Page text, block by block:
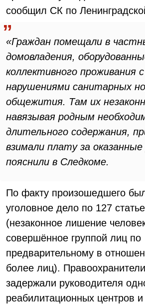
сообщил СК по
«Граждан помещали в
домовладения,
коллективного проживания
нарушениями санитарных
общежития. Там их
навязывая родным
длительного содержания,
взимали плату за
пояснили в Следкоме.
По факту произошедшего
уголовное дело по 127
(незаконное лишение
совершённое группой лиц по
предварительному в
более лиц).
задержали руководителя
реабилитационных центров и